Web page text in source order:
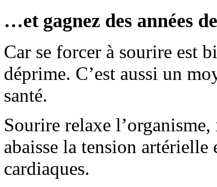
…et gagnez des années
Car se forcer à sourire est
déprime. C’est aussi un
santé.
Sourire relaxe
abaisse la tension
cardiaques.